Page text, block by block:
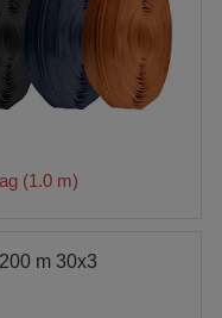
(1.0 m)
m 30x3